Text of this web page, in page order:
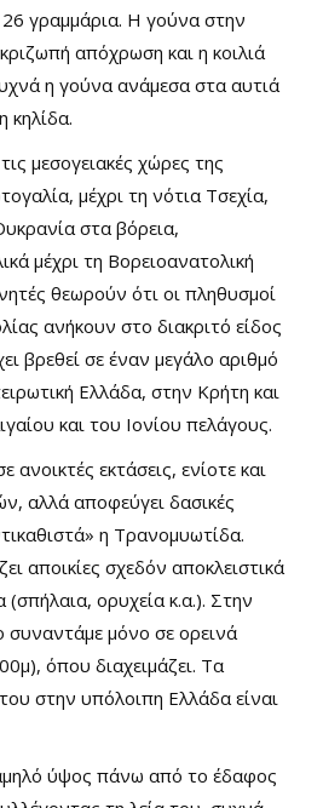
γραμμάρια. Η γούνα στην
απόχρωση και η κοιλιά
η γούνα ανάμεσα στα αυτιά
κηλίδα.
μεσογειακές χώρες της
μέχρι τη νότια Τσεχία,
στα βόρεια,
μέχρι τη Βορειοανατολική
θεωρούν ότι οι πληθυσμοί
ανήκουν στο διακριτό είδος
βρεθεί σε έναν μεγάλο αριθμό
Ελλάδα, στην Κρήτη και
και του Ιονίου πελάγους.
εκτάσεις, ενίοτε και
αλλά αποφεύγει δασικές
η Τρανομυωτίδα.
αποικίες σχεδόν αποκλειστικά
(σπήλαια, ορυχεία κ.α.). Στην
συναντάμε μόνο σε ορεινά
όπου διαχειμάζει. Τα
στην υπόλοιπη Ελλάδα είναι
ύψος πάνω από το έδαφος